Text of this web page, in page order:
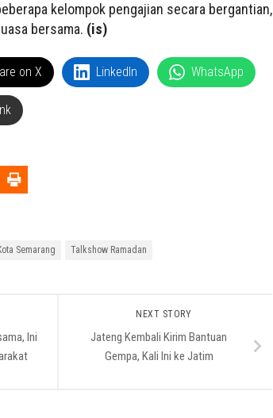
kelompok pengajian secara bergantian,
bersama. (is)
on X LinkedIn WhatsApp
Semarang Talkshow Ramadan
NEXT STORY
Jateng Kembali Kirim Bantuan
Gempa, Kali Ini ke Jatim
Ini